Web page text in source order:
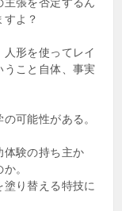
よ？
形を使ってレイ
うこと自体、事実
可能性がある。
体験の持ち主か
。
塗り替える特技に